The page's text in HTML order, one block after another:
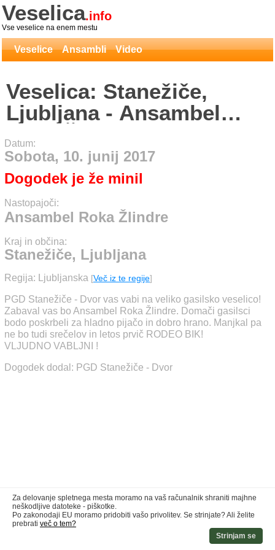
Veselica.info
Vse veselice na enem mestu
Veselice Ansambli Video
Veselica: Stanežiče,
Ljubljana - Ansambel
Roka Žlindre
Datum:
Sobota, 10. junij 2017
Dogodek je že minil
Nastopajoči:
Ansambel Roka Žlindre
Kraj in občina:
Stanežiče, Ljubljana
Regija: Ljubljanska [Več iz te regije]
PGD Stanežiče - Dvor vas vabi na veliko gasilsko veselico!
Zabaval vas bo Ansambel Roka Žlindre. Domači gasilsci
bodo poskrbeli za hladno pijačo in dobro hrano. Manjkal pa
ne bo tudi srečelov in letos prvič RODEO BIK!
VLJUDNO VABLJNI !
Dogodek dodal: PGD Stanežiče - Dvor
Za delovanje spletnega mesta moramo na vaš računalnik shraniti majhne
neškodljive datoteke - piškotke.
Po zakonodaji EU moramo pridobiti vašo privolitev. Se strinjate? Ali želite
prebrati več o tem?
Strinjam se